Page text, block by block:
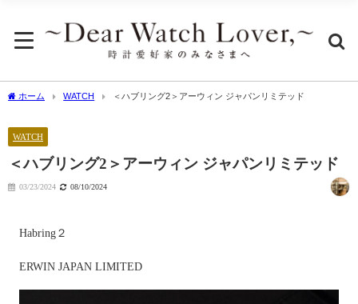
ホーム WATCH ＜ハブリング2＞アーウィン ジャパンリミテッド
WATCH
＜ハブリング2＞アーウィン ジャパンリミテッド
03/23/2024 08/10/2024
Habring２
ERWIN JAPAN LIMITED